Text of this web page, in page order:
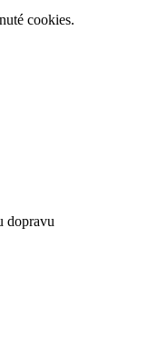
cookies.
dopravu